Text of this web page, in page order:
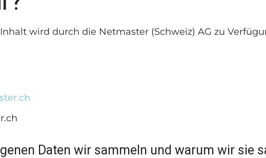
wird durch die Netmaster (Schweiz) AG zu
Daten wir sammeln und warum wir sie